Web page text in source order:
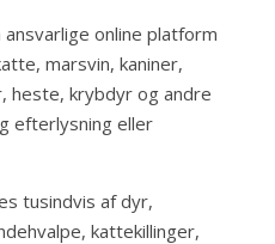
online platform
marsvin, kaniner,
heste, krybdyr og andre
efterlysning eller
tusindvis af dyr,
kattekillinger,